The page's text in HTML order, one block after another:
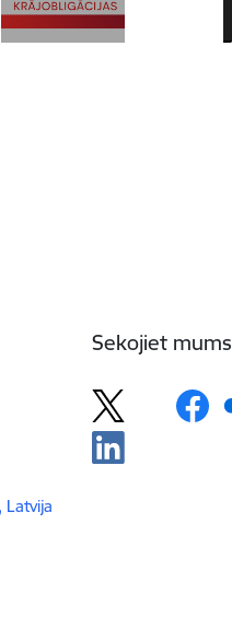
Latvija
Sekojiet mums